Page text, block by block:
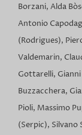
Borzani, Alda
Antonio
(Rodrigues),
Valdemarin,
Gottarelli,
Buzzacchera,
Pioli, Massimo
(Serpic), Silvano